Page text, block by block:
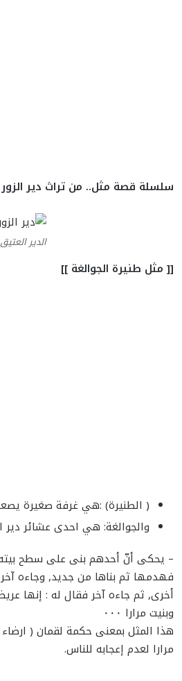
سلسلة قصة مثل.. من تراث دير الزور
الدير العتيق
[[ مثل طنيرة الجوالغة ]]
( الطنيرة) :هي غرفة صغيرة
والجوالغة: هي احدى عشائر دير
– يحكى أنّ أحدهم بنى على سطح بيته
فهدمها ثم بناها من جديد, وجاءه
أخرى, ثم جاءه آخر فقال له : إنها
وبنيت مرارا ٠٠٠
هذا المثل بمعنى حكمة لقمان (
مرارا لعدم إعجابه للناس.